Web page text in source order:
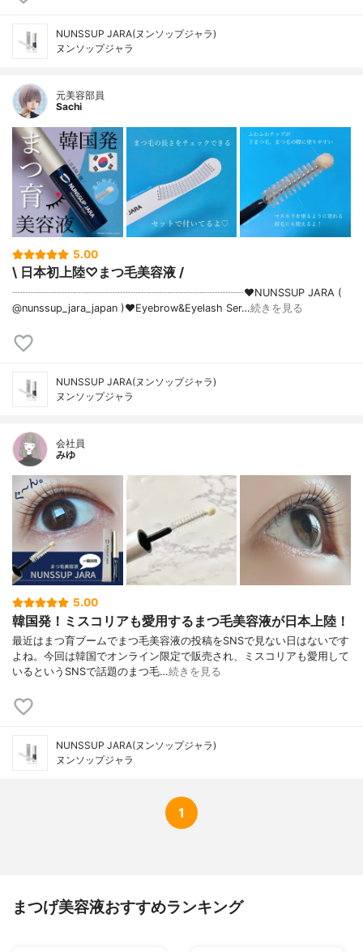
NUNSSUP JARA(ヌンソップジャラ)
ヌンソップジャラ
元美容部員
Sachi
5.00
\ 日本初上陸♡まつ毛美容液 /
┈┈┈┈┈┈┈┈┈┈┈┈┈┈┈┈┈┈┈┈┈┈♥NUNSSUP JARA (
@nunssup_jara_japan )♥Eyebrow&Eyelash Ser…続きを見る
NUNSSUP JARA(ヌンソップジャラ)
ヌンソップジャラ
会社員
みゆ
5.00
韓国発！ミスコリアも愛用するまつ毛美容液が日本上陸！
最近はまつ育ブームでまつ毛美容液の投稿をSNSで見ない日はないです
よね。今回は韓国でオンライン限定で販売され、ミスコリアも愛用して
いるというSNSで話題のまつ毛…続きを見る
NUNSSUP JARA(ヌンソップジャラ)
ヌンソップジャラ
1
まつげ美容液おすすめランキング